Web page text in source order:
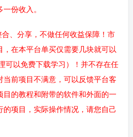
份收入。
、分享，不做任何收益保障！市
在本平台单买仅需要几块就可以
可以免费下载学习）！并不存在任
前项目不满意，可以反馈平台客
目的教程和附带的软件和外面的一
项目，实际操作情况，请您自己